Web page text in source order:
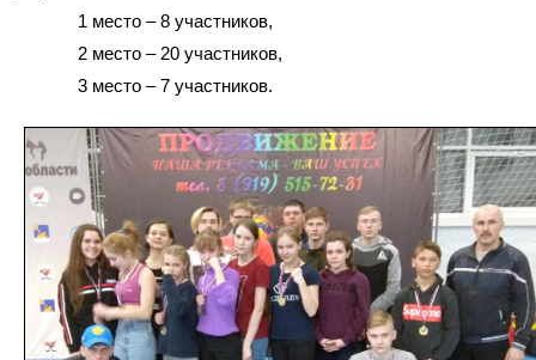
1 место – 8 участников,
2 место – 20 участников,
3 место – 7 участников.